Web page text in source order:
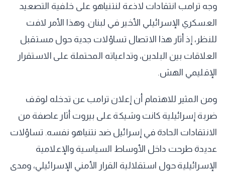
وجه ترامب انتقادات لاذعة لنتنياهو على خلفية التصعيد
العسكري الإسرائيلي الأخير في لبنان. وهذا الأمر لافت
للنظر، إذ أثار هذا الاتصال تساؤلات جدية حول مستقبل
العلاقات بين البلدين، وتداعياته المحتملة على الاستقرار
الإقليمي الهش.
ومن المثير للاهتمام أن إعلان ترامب عن تدخله لوقف
ضربة إسرائيلية كانت وشيكة على بيروت أثار عاصفة من
الانتقادات الحادة في إسرائيل ضد نتنياهو نفسه. تساؤلات
عديدة طرحت داخل الأوساط السياسية والإعلامية
الإسرائيلية حول استقلالية القرار الأمني الإسرائيلي، ومدى